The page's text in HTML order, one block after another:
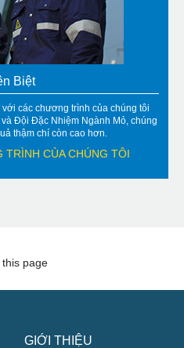
Biệt
các chương trình của chúng tôi
Đội Đặc Nhiệm Ngành Mỏ, chúng
thậm chí còn cao hơn.
TRÌNH CỦA CHÚNG TÔI
page
GIỚI THIỆU